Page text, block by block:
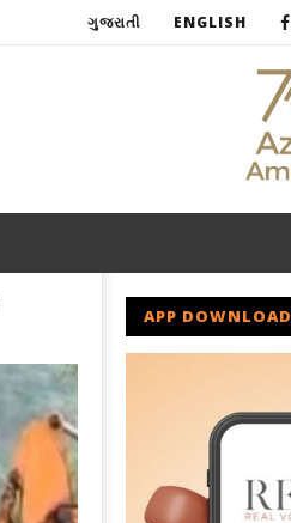
ગુજરાતી ENGLISH
APP DOWNLOAD